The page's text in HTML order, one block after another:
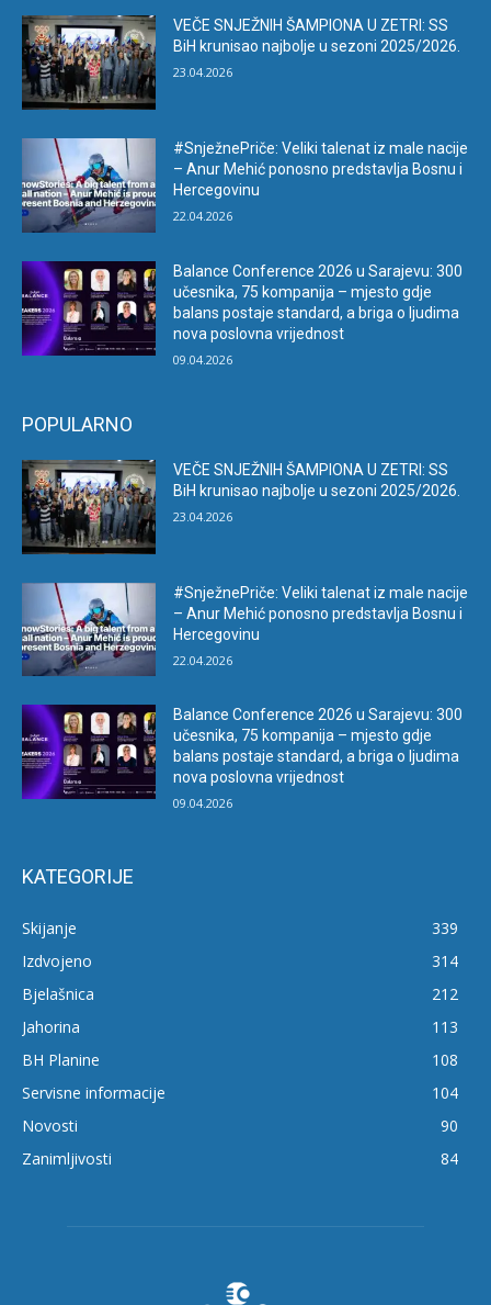
VEČE SNJEŽNIH ŠAMPIONA U ZETRI: SS
BiH krunisao najbolje u sezoni 2025/2026.
23.04.2026
#SnježnePriče: Veliki talenat iz male nacije
– Anur Mehić ponosno predstavlja Bosnu i
Hercegovinu
22.04.2026
Balance Conference 2026 u Sarajevu: 300
učesnika, 75 kompanija – mjesto gdje
balans postaje standard, a briga o ljudima
nova poslovna vrijednost
09.04.2026
POPULARNO
VEČE SNJEŽNIH ŠAMPIONA U ZETRI: SS
BiH krunisao najbolje u sezoni 2025/2026.
23.04.2026
#SnježnePriče: Veliki talenat iz male nacije
– Anur Mehić ponosno predstavlja Bosnu i
Hercegovinu
22.04.2026
Balance Conference 2026 u Sarajevu: 300
učesnika, 75 kompanija – mjesto gdje
balans postaje standard, a briga o ljudima
nova poslovna vrijednost
09.04.2026
KATEGORIJE
Skijanje
339
Izdvojeno
314
Bjelašnica
212
Jahorina
113
BH Planine
108
Servisne informacije
104
Novosti
90
Zanimljivosti
84